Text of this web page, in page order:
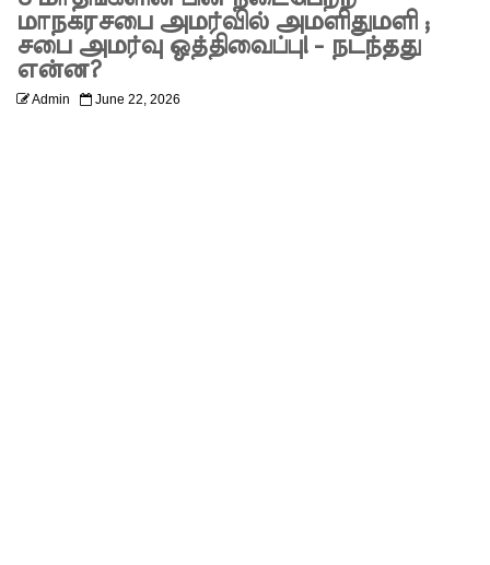
எரிசக்தித்
துறை
ஒத்துழைப்
மாநகரசபை அமர்வில் அமளிதுமளி ;
சபை அமர்வு ஒத்திவைப்பு! - நடந்தது
என்ன?
Admin June 22, 2026